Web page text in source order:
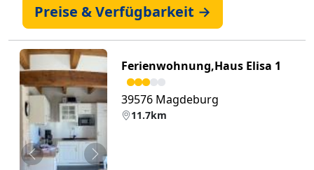
Preise & Verfügbarkeit →
Zurück Weiter
Ferienwohnung,Haus Elisa 1
39576 Magdeburg
11.7km